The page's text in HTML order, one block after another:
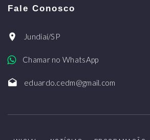
Fale Conosco
Jundiaí/SP
Chamar no WhatsApp
eduardo.cedm@gmail.com